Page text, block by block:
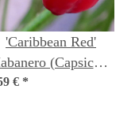
'Caribbean Red'
(Capsicum
chinense) Chilis
€ *